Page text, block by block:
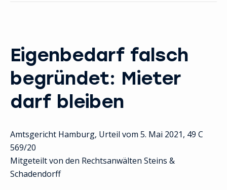
Eigenbedarf falsch
begründet: Mieter
darf bleiben
Amtsgericht Hamburg, Urteil vom 5. Mai 2021, 49 C
569/20
Mitgeteilt von den Rechtsanwälten Steins &
Schadendorff